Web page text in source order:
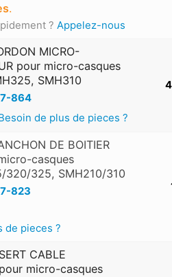
.
? Appelez-nous
MICRO-
pour micro-casques
SMH310
864
de plus de pieces ?
DE BOITIER
casques
320/325, SMH210/310
823
de pieces ?
CABLE
micro-casques